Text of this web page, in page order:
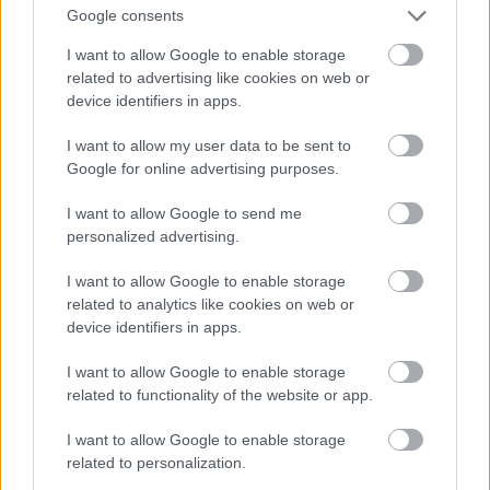
Google consents
I want to allow Google to enable storage
related to advertising like cookies on web or
device identifiers in apps.
I want to allow my user data to be sent to
Google for online advertising purposes.
I want to allow Google to send me
personalized advertising.
I want to allow Google to enable storage
related to analytics like cookies on web or
device identifiers in apps.
I want to allow Google to enable storage
related to functionality of the website or app.
I want to allow Google to enable storage
related to personalization.
megüzente a háborút Ausztria-Magyarországnak
Kaptam 100 D[inár]-t egy bank útján.
Ma tudtuk meg hivatalosan, hogy kitört az olasz
. Istenem, mi lesz ebből? Remélhetünk most
egy győzelemre, mikor majdnem az egész világ
ellenünk van. Csak nem fogja ez befolyásolni a
Állítólag Przemyśl körül van zárva.
győztünk. Ilyen remények játszódnak le, és nekünk
ily mostoha állapotban kell mind ezt szemlélni.
(Kaptam 50 D[inár]-t a Vöröskereszt révén.)
Azt hiszem, ily szomorú politikai idők még nem
jártak felettünk. Örömem volt ma, mert kaptam
hazulról fényképeket. Egész nap néztem ezeket a rég
nem látott édes arcokat. Anyám kitűnően néz ki.